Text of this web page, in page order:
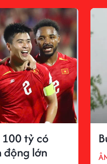
tỷ có
động lớn